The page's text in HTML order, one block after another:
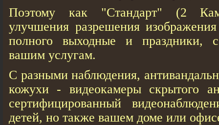
Поэтому как "Стандарт" (2
улучшения разрешения
полного выходные и праздники,
вашим услугам.
С разными наблюдения,
кожухи - видеокамеры скрытого
сертифицированный
детей, но также вашем доме или